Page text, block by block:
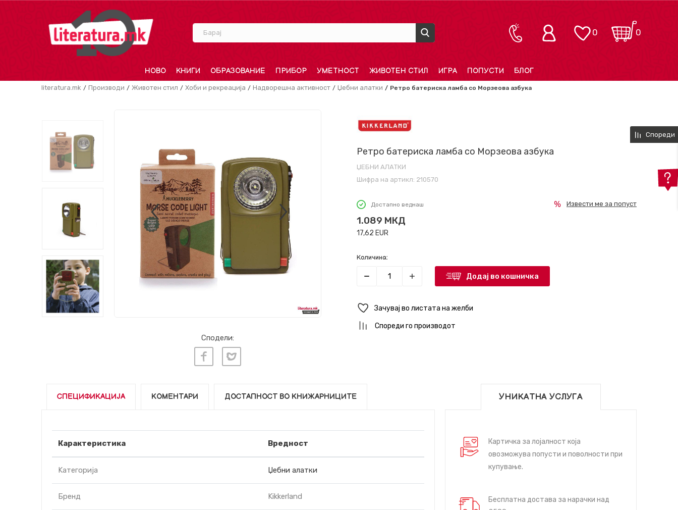
Барај 0
0
НОВО КНИГИ ОБРАЗОВАНИЕ ПРИБОР УМЕТНОСТ ЖИВОТЕН СТИЛ ИГРА ПОПУСТИ БЛОГ
literatura.mk Производи Животен стил Хоби и рекреација Надворешна активност Џебни алатки Ретро батериска ламба со Морзеова азбука
Сподели:
Ретро батериска ламба со Морзеова азбука
ЏЕБНИ АЛАТКИ
Шифра на артикл: 210570
Достапно веднаш
1.089 МКД
17,62 EUR
Извести ме за попуст
Количина:
Додај во кошничка
Зачувај во листата на желби
Спореди го производот
СПЕЦИФИКАЦИЈА КОМЕНТАРИ ДОСТАПНОСТ ВО КНИЖАРНИЦИТЕ
Карактеристика Вредност
Kатегорија Џебни алатки
Бренд Kikkerland
УНИКАТНА УСЛУГА
Картичка за лојалност која
овозможува попусти и поволности при
купување.
Бесплатна достава за нарачки над
Спореди